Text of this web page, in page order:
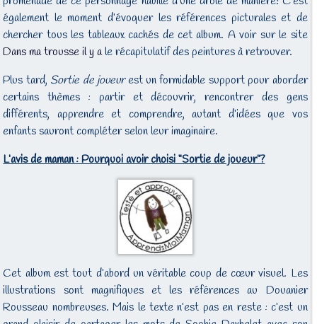
également le moment d’évoquer les références picturales et de
chercher tous les tableaux cachés de cet album. A voir sur le site
Dans ma trousse il y ale récapitulatif des peintures à retrouver.
Plus tard, Sortie de joueurest un formidable support pour aborder
certains thèmes : partir et découvrir, rencontrer des gens
différents, apprendre et comprendre, autant d’idées que vos
enfants sauront compléter selon leur imaginaire.
L’avis de maman : Pourquoi avoir choisi “Sortie de joueur”?
Cet album est tout d’abord un véritable coup de cœur visuel. Les
illustrations sont magnifiques et les références au Douanier
Rousseau nombreuses. Mais le texte n’est pas en reste : c’est un